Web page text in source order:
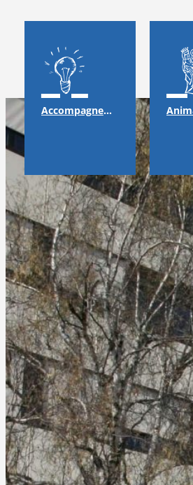
Accompagnement